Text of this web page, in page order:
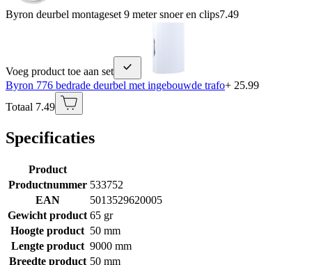
Byron deurbel montageset 9 meter snoer en clips7.49
Voeg product toe aan set
Byron 776 bedrade deurbel met ingebouwde trafo+ 25.99
Totaal 7.49
Specificaties
Product
Productnummer 533752
EAN
5013529620005
Gewicht product 65 gr
Hoogte product 50 mm
Lengte product 9000 mm
Breedte product 50 mm